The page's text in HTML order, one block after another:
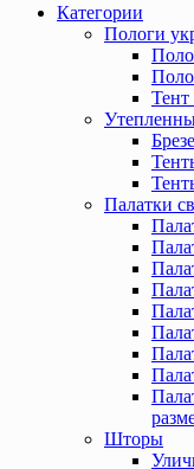
Категории
Пологи
Тент
Палатки
Шторы